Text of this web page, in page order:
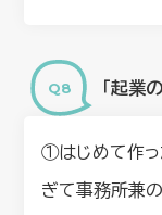
「起業
①はじめて作っ
ぎて事務所兼の